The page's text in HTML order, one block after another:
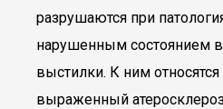
разрушаются при
нарушенным состоянием
выстилки. К ним
выраженный